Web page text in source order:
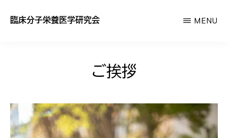
臨床分子栄養医学研究会
プ
リ
MENU
ご挨拶